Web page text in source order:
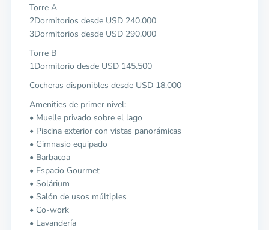
Torre A
2Dormitorios desde USD 240.000
3Dormitorios desde USD 290.000
Torre B
1Dormitorio desde USD 145.500
Cocheras disponibles desde USD 18.000
Amenities de primer nivel:
• Muelle privado sobre el lago
• Piscina exterior con vistas panorámicas
• Gimnasio equipado
• Barbacoa
• Espacio Gourmet
• Solárium
• Salón de usos múltiples
• Co-work
• Lavandería